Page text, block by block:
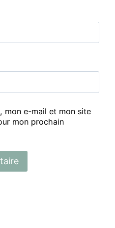
mon e-mail et mon site
mon prochain